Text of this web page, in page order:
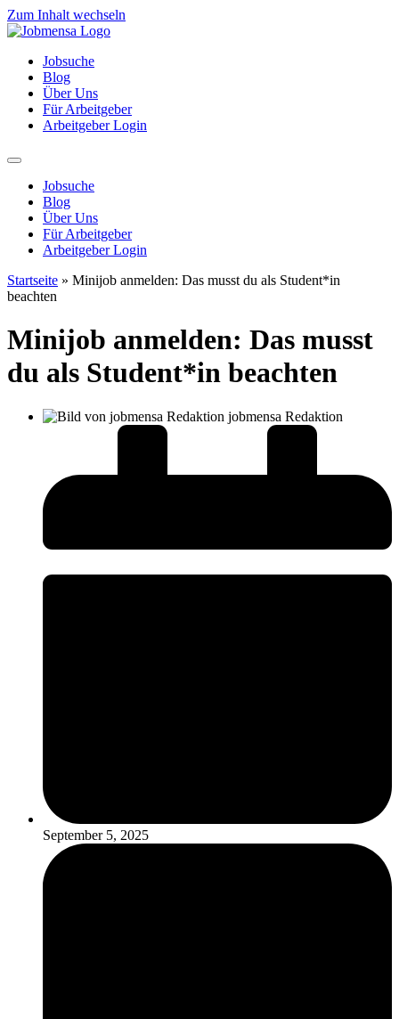
Zum Inhalt wechseln
Jobsuche
Blog
Über Uns
Für Arbeitgeber
Arbeitgeber Login
Jobsuche
Blog
Über Uns
Für Arbeitgeber
Arbeitgeber Login
Startseite » Minijob anmelden: Das musst du als Student*in
beachten
Minijob anmelden: Das musst
du als Student*in beachten
jobmensa Redaktion
September 5, 2025